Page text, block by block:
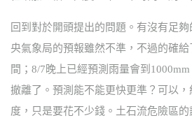
回到對於開頭提出的問題。有沒有足
央氣象局的預報雖然不準，不過的確
間；8/7晚上已經預測雨量會到
撤離了。預測能不能更快更準？可以
度，只是要花不少錢。土石流危險區